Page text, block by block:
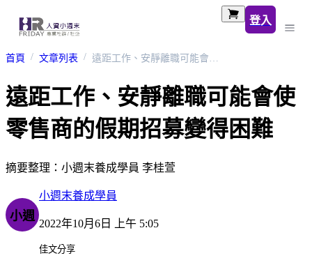
登入
首頁 文章列表 遠距工作、安靜離職可能會使零售商的假期招募變得困難
遠距工作、安靜離職可能會使
零售商的假期招募變得困難
摘要整理：小週末養成學員 李桂萱
小週
小週末養成學員
2022年10月6日 上午 5:05
佳文分享